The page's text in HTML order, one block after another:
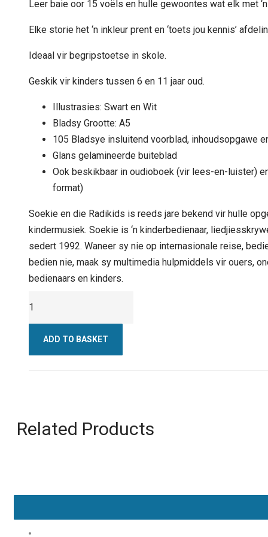
Leer baie oor 15 voëls en hulle gewoontes wat elk met
Elke storie het ‘n inkleur prent en ‘toets jou kennis’
Ideaal vir begripstoetse in skole.
Geskik vir kinders tussen 6 en 11 jaar oud.
Illustrasies: Swart en Wit
Bladsy Grootte: A5
105 Bladsye insluitend voorblad, inhoudsopgawe
Glans gelamineerde buiteblad
Ook beskikbaar in oudioboek (vir lees-en-luister)
format)
Soekie en die Radikids is reeds jare bekend vir hulle
kindermusiek. Soekie is ‘n kinderbedienaar,
sedert 1992. Waneer sy nie op internasionale reise,
bedien nie, maak sy multimedia hulpmiddels vir ouers,
bedienaars en kinders.
ADD TO BASKET
Related Products